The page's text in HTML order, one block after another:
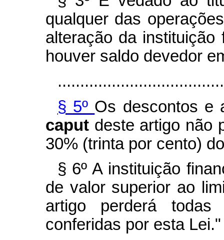
qualquer das
alteração da instituição
houver saldo devedor
§ 5º Os descontos e
caput deste artigo não
30% (trinta por cento)
§ 6º A instituição
de valor superior ao
artigo perderá
conferidas por esta